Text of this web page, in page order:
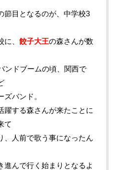
目となるのが、中学校3
、 餃子大王の森さんが数
ンドブームの頃、関西で
バンド。
する森さんが来たことに
て
人前で歌う事になったん
んで行く始まりとなるよ